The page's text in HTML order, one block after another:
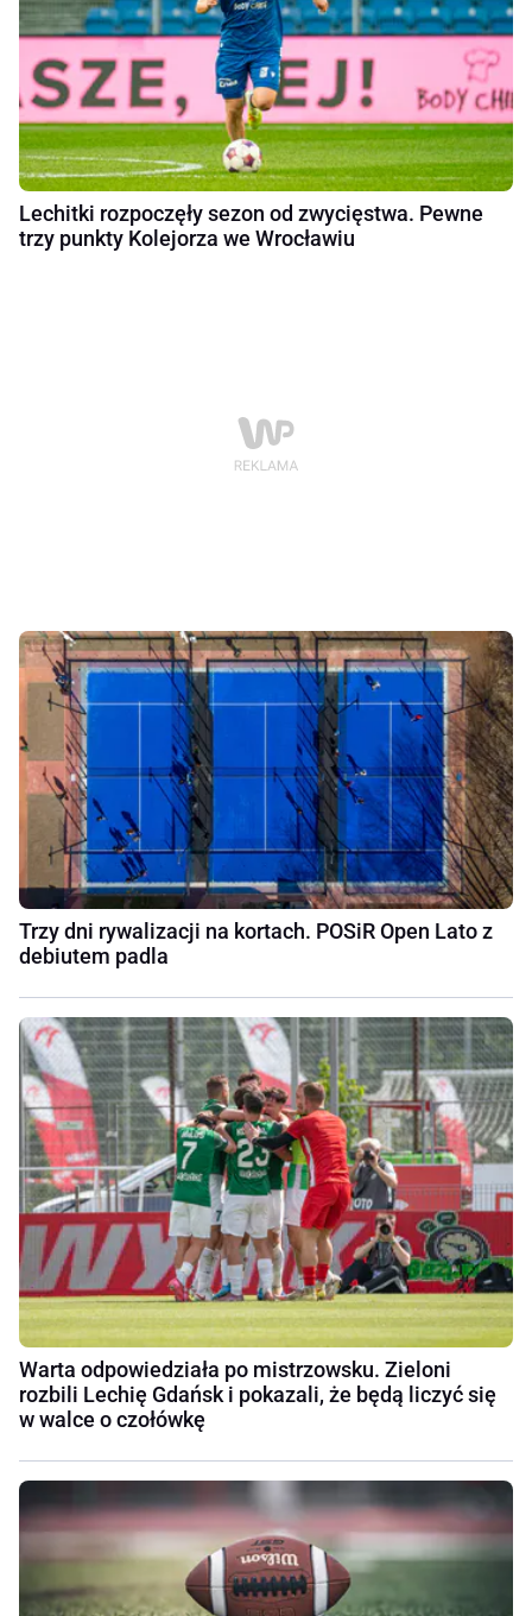
Lechitki rozpoczęły sezon od zwycięstwa. Pewne
trzy punkty Kolejorza we Wrocławiu
Trzy dni rywalizacji na kortach. POSiR Open Lato z
debiutem padla
Warta odpowiedziała po mistrzowsku. Zieloni
rozbili Lechię Gdańsk i pokazali, że będą liczyć się
w walce o czołówkę